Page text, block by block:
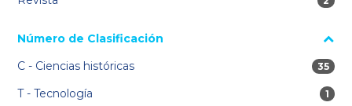
Número de Clasificación
C - Ciencias históricas
35
35
T - Tecnología 1
1